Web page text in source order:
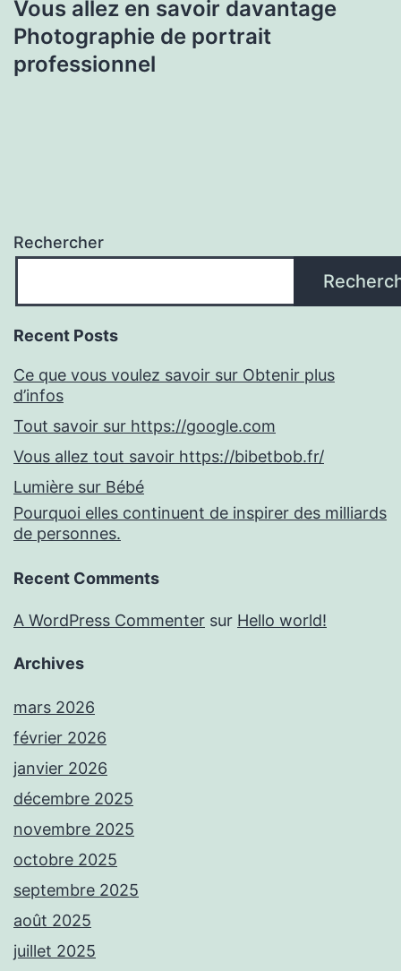
Vous allez en savoir davantage
Photographie de portrait
professionnel
Rechercher
Recent Posts
Ce que vous voulez savoir sur Obtenir plus
d’infos
Tout savoir sur https://google.com
Vous allez tout savoir https://bibetbob.fr/
Lumière sur Bébé
Pourquoi elles continuent de inspirer des milliards
de personnes.
Recent Comments
A WordPress Commenter sur Hello world!
Archives
mars 2026
février 2026
janvier 2026
décembre 2025
novembre 2025
octobre 2025
septembre 2025
août 2025
juillet 2025